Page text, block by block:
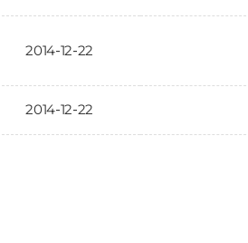
2014-12-22
2014-12-22